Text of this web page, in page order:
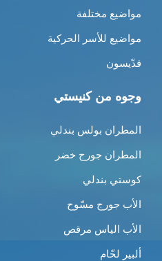
مواضيع مختلفة
مواضيع للأسر الحركية
قدّيسون
وجوه من كنيستي
المطران بولس بندلي
المطران جورج خضر
كوستي بندلي
الأب جورج مسّوح
الأب الياس مرقص
ألبير لحّام